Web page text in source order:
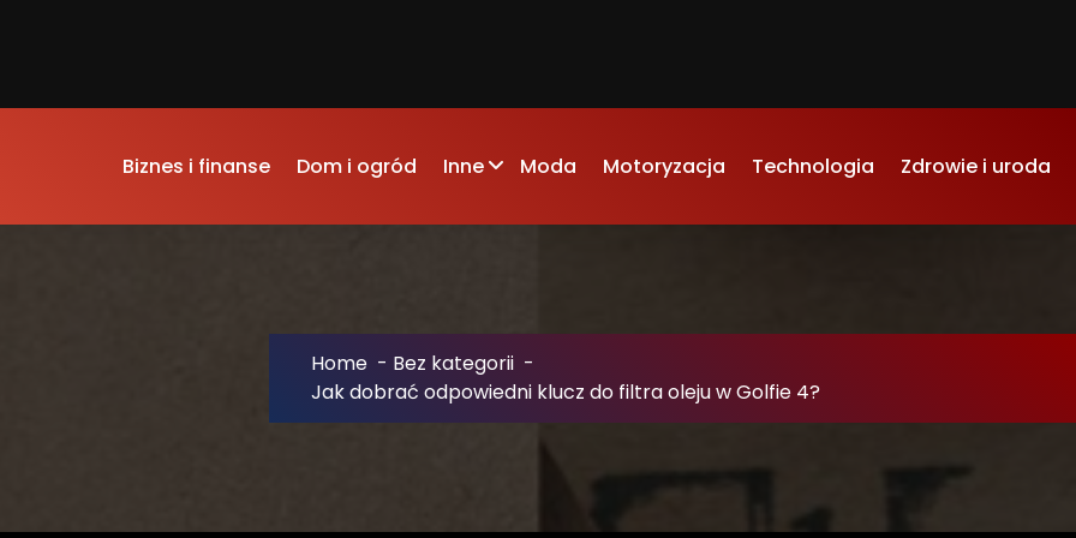
Biznes i finanse Dom i ogród Inne Moda Motoryzacja Technologia Zdrowie i uroda
Home - Bez kategorii -
Jak dobrać odpowiedni klucz do filtra oleju w Golfie 4?